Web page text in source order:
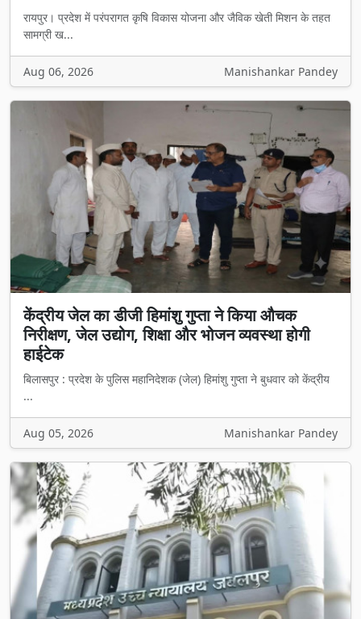
रायपुर। प्रदेश में परंपरागत कृषि विकास योजना और जैविक खेती मिशन के तहत
सामग्री ख...
Aug 06, 2026 Manishankar Pandey
केंद्रीय जेल का डीजी हिमांशु गुप्ता ने किया औचक
निरीक्षण, जेल उद्योग, शिक्षा और भोजन व्यवस्था होगी
हाईटेक
बिलासपुर : प्रदेश के पुलिस महानिदेशक (जेल) हिमांशु गुप्ता ने बुधवार को केंद्रीय
...
Aug 05, 2026 Manishankar Pandey